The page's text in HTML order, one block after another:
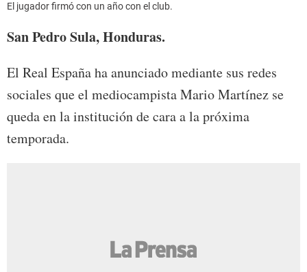
El jugador firmó con un año con el club.
San Pedro Sula, Honduras.
El Real España ha anunciado mediante sus redes
sociales que el mediocampista Mario Martínez se
queda en la institución de cara a la próxima
temporada.